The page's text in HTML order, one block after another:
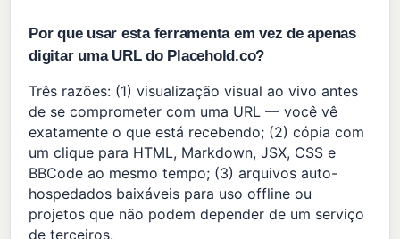
Por que usar esta ferramenta em vez de apenas
digitar uma URL do Placehold.co?
Três razões: (1) visualização visual ao vivo antes
de se comprometer com uma URL — você vê
exatamente o que está recebendo; (2) cópia com
um clique para HTML, Markdown, JSX, CSS e
BBCode ao mesmo tempo; (3) arquivos auto-
hospedados baixáveis para uso offline ou
projetos que não podem depender de um serviço
de terceiros.